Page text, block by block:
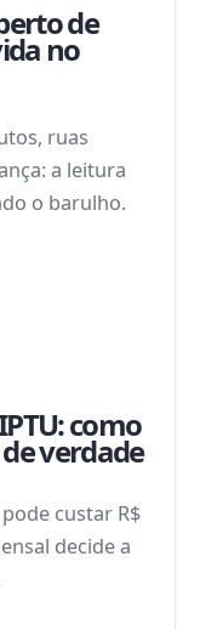
de
no
ruas
a leitura
o barulho.
como
verdade
custar R$
decide a